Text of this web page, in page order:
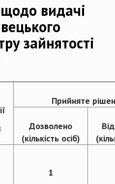
видачі
зайнятості
Прийняте
Дозволено
(кількість осіб)
1